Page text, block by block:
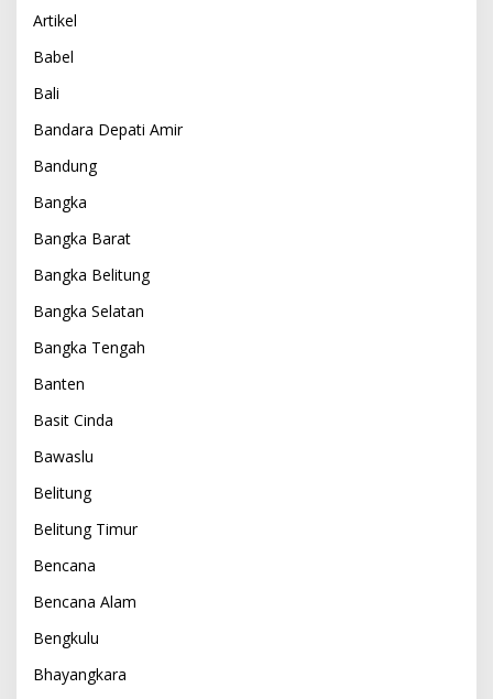
Artikel
Babel
Bali
Bandara Depati Amir
Bandung
Bangka
Bangka Barat
Bangka Belitung
Bangka Selatan
Bangka Tengah
Banten
Basit Cinda
Bawaslu
Belitung
Belitung Timur
Bencana
Bencana Alam
Bengkulu
Bhayangkara